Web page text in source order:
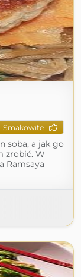
Smakowite
soba, a jak go
zrobić. W
Ramsaya